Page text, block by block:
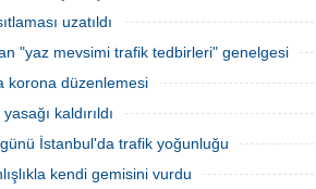
uzatıldı
"yaz mevsimi trafik tedbirleri" genelgesi
korona düzenlemesi
kaldırıldı
İstanbul'da trafik yoğunluğu
kendi gemisini vurdu